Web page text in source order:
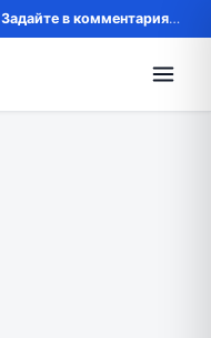
Задайте в комментариях — ответим!